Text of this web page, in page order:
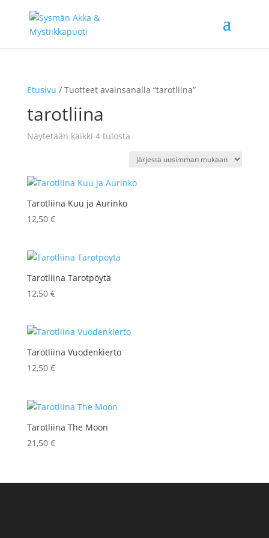
Etusivu / Tuotteet avainsanalla “tarotliina”
tarotliina
Näytetään kaikki 4 tulostaSorted
latest
Tarotliina Kuu ja Aurinko
12,50 €
Tarotliina Tarotpöytä
12,50 €
Tarotliina Vuodenkierto
12,50 €
Tarotliina The Moon
21,50 €